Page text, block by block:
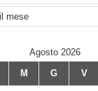
Agosto 2026
M G V